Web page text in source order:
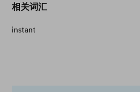
相关词汇
instant